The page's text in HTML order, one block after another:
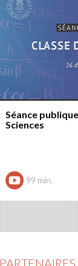
Séance
Sciences
99 min.
PARTENAIRES